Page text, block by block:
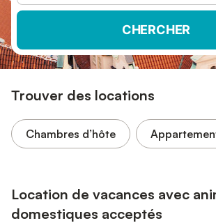
CHERCHER
Trouver des locations
Chambres d’hôte
Location de vacances avec
domestiques acceptés